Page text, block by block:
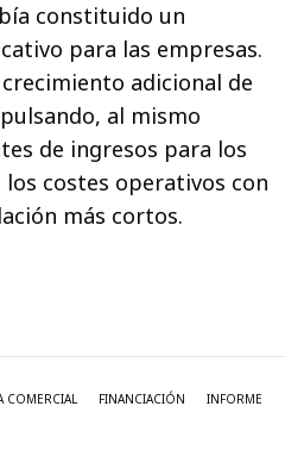
constituido un
para las empresas.
adicional de
al mismo
de ingresos para los
los costes operativos con
más cortos.
COMERCIAL FINANCIACIÓN
INFORME